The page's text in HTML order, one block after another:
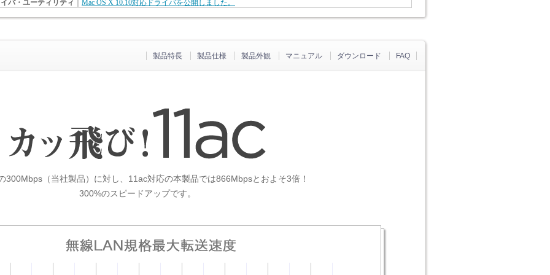
製品特長 製品仕様 製品外観 マニュアル ダウンロード FAQ
300Mbps（当社製品）に対し、11ac対応の本製品では866Mbpsとおよそ3倍！
300%のスピードアップです。